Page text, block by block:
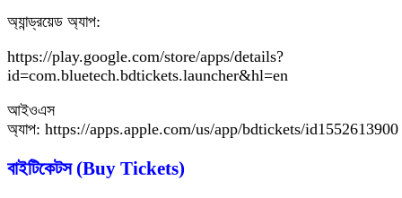
অ্যান্ড্রয়েড অ্যাপ:
https://play.google.com/store/apps/details?
id=com.bluetech.bdtickets.launcher&hl=en
আইওএস
অ্যাপ: https://apps.apple.com/us/app/bdtickets/id1552613900
বাইটিকেটস (Buy Tickets)